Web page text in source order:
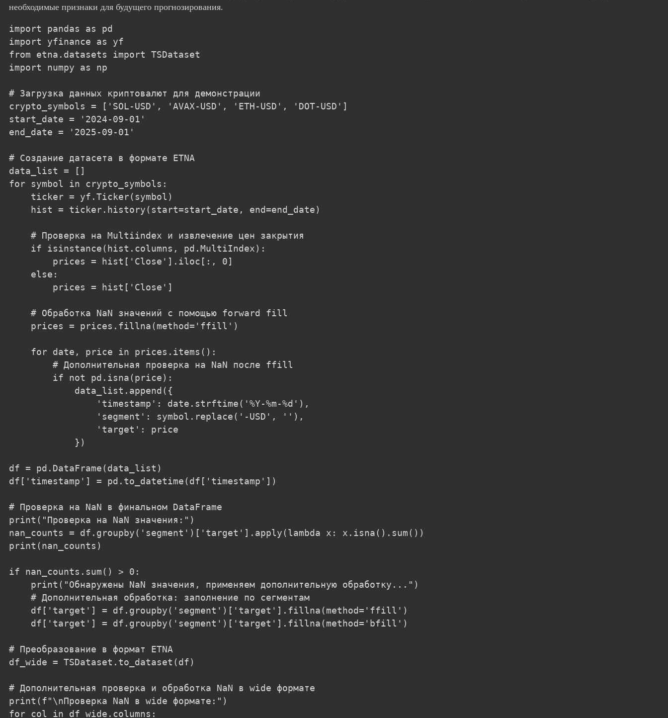
необходимые признаки для будущего прогнозирования.
import pandas as pd
import yfinance as yf
from etna.datasets import TSDataset
import numpy as np
# Загрузка данных криптовалют для демонстрации
crypto_symbols = ['SOL-USD', 'AVAX-USD', 'ETH-USD', 'DOT-USD']
start_date = '2024-09-01'
end_date = '2025-09-01'
# Создание датасета в формате ETNA
data_list = []
for symbol in crypto_symbols:
    ticker = yf.Ticker(symbol)
    hist = ticker.history(start=start_date, end=end_date)
    # Проверка на Multiindex и извлечение цен закрытия
    if isinstance(hist.columns, pd.MultiIndex):
        prices = hist['Close'].iloc[:, 0]
    else:
        prices = hist['Close']
    # Обработка NaN значений с помощью forward fill
    prices = prices.fillna(method='ffill')
    for date, price in prices.items():
        # Дополнительная проверка на NaN после ffill
        if not pd.isna(price):
            data_list.append({
                'timestamp': date.strftime('%Y-%m-%d'),
                'segment': symbol.replace('-USD', ''),
                'target': price
            })
df = pd.DataFrame(data_list)
df['timestamp'] = pd.to_datetime(df['timestamp'])
# Проверка на NaN в финальном DataFrame
print("Проверка на NaN значения:")
nan_counts = df.groupby('segment')['target'].apply(lambda x: x.isna().sum())
print(nan_counts)
if nan_counts.sum() > 0:
    print("Обнаружены NaN значения, применяем дополнительную обработку...")
    # Дополнительная обработка: заполнение по сегментам
    df['target'] = df.groupby('segment')['target'].fillna(method='ffill')
    df['target'] = df.groupby('segment')['target'].fillna(method='bfill')
# Преобразование в формат ETNA
df_wide = TSDataset.to_dataset(df)
# Дополнительная проверка и обработка NaN в wide формате
print(f"\nПроверка NaN в wide формате:")
for col in df_wide.columns: